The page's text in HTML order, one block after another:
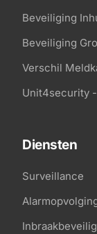
Beveiliging
Beveiliging
Verschil
Unit4security
Diensten
Surveillance